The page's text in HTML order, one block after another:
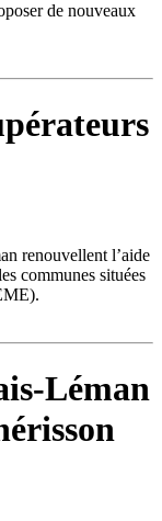
de nouveaux
renouvellent l’aide
communes situées
Léman